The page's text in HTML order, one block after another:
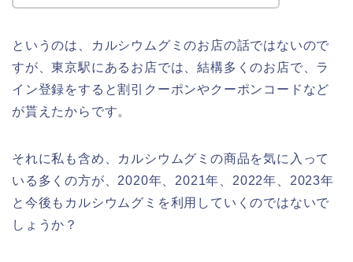
というのは、カルシウムグミのお店の話ではないので
すが、東京駅にあるお店では、結構多くのお店で、ラ
イン登録をすると割引クーポンやクーポンコードなど
が貰えたからです。
それに私も含め、カルシウムグミの商品を気に入って
いる多くの方が、2020年、2021年、2022年、2023年
と今後もカルシウムグミを利用していくのではないで
しょうか？